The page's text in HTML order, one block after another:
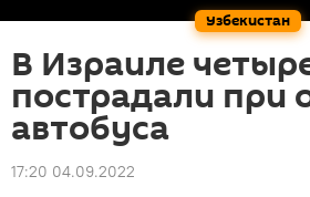
Узбекистан
В Израиле
пострадали при
автобуса
17:20 04.09.2022